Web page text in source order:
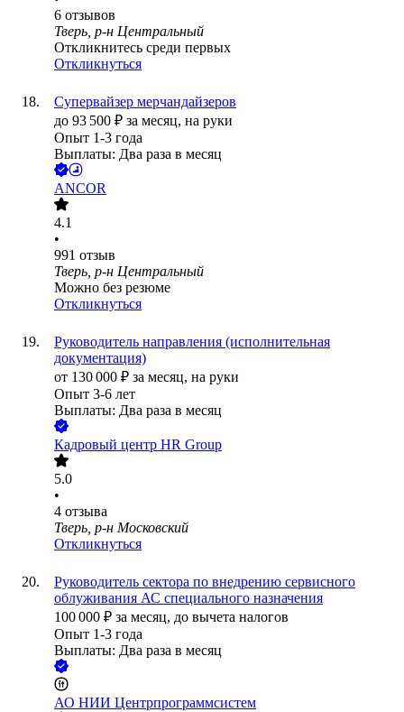
6 отзывов
Тверь, р-н Центральный
Откликнитесь среди первых
Откликнуться
Супервайзер мерчандайзеров
до 93 500 ₽ за месяц, на руки
Опыт 1-3 года
Выплаты: Два раза в месяц
ANCOR
4.1
•
991 отзыв
Тверь, р-н Центральный
Можно без резюме
Откликнуться
Руководитель направления (исполнительная
документация)
от 130 000 ₽ за месяц, на руки
Опыт 3-6 лет
Выплаты: Два раза в месяц
Кадровый центр HR Group
5.0
•
4 отзыва
Тверь, р-н Московский
Откликнуться
Руководитель сектора по внедрению сервисного
облуживания АС специального назначения
100 000 ₽ за месяц, до вычета налогов
Опыт 1-3 года
Выплаты: Два раза в месяц
АО НИИ Центрпрограммсистем